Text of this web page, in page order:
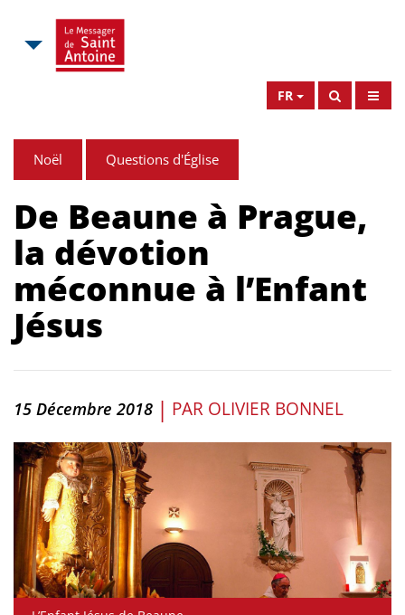
FR
Noël Questions d'Église
De Beaune à Prague,
la dévotion
méconnue à l’Enfant
Jésus
15 Décembre 2018 | PAR OLIVIER BONNEL